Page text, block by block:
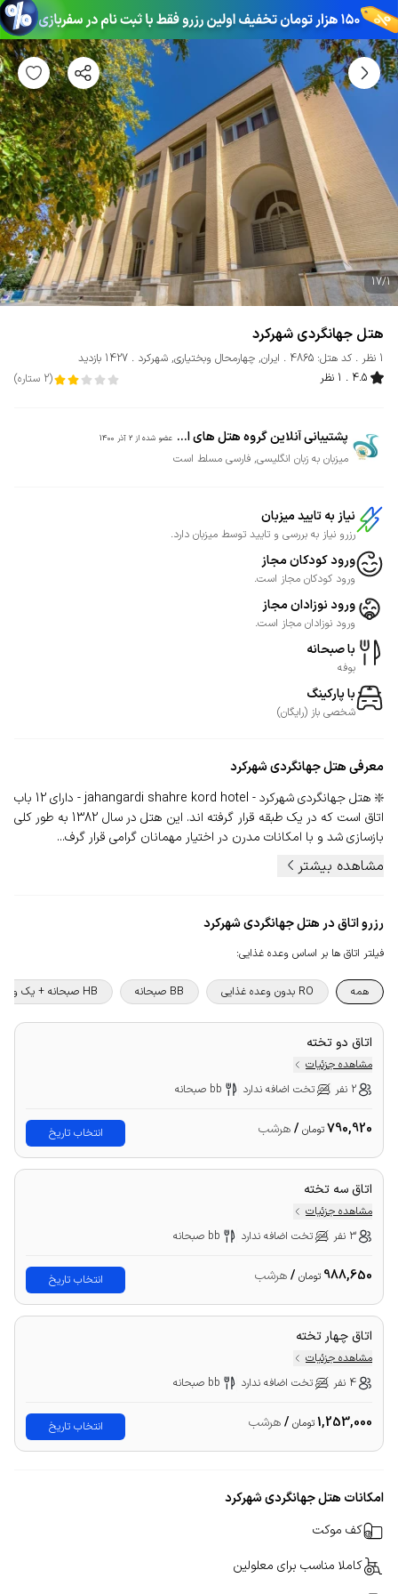
17/1
هتل جهانگردی شهرکرد
1 نظر کد هتل: 4865 ایران, چهارمحال وبختیاری, شهرکرد
1427 بازدید
4.5
1 نظر (
2 ستاره)
پشتیبانی آنلاین گروه هتل های ا... عضو شده از 2 آذر 1400
میزبان به زبان انگلیسی, فارسی مسلط است
نیاز به تایید میزبان
رزرو نیاز به بررسی و تایید توسط میزبان دارد.
ورود کودکان مجاز
ورود کودکان مجاز است.
ورود نوزادان مجاز
ورود نوزادان مجاز است.
با صبحانه
بوفه
با پارکینگ
شخصی باز (رایگان)
معرفیهتل جهانگردی شهرکرد
❇️ هتل جهانگردی شهرکرد - jahangardi shahre kord hotel - دارای 12 باب
اتاق است که در یک طبقه قرار گرفته اند. این هتل در سال 1382 به طور کلی
بازسازی شد و با امکانات مدرن در اختیار مهمانان گرامی قرار گرف...
مشاهده بیشتر
رزرو اتاق در هتل جهانگردی شهرکرد
فیلتر اتاق ها بر اساس وعده غذایی:
همه RO بدون وعده غذایی BB صبحانه HB صبحانه + یک وعده غذا
اتاق دو تخته
مشاهده جزئیات
2 نفر
تخت اضافه ندارد bb صبحانه
790,920تومان /هرشب انتخاب تاریخ
اتاق سه تخته
مشاهده جزئیات
3 نفر
تخت اضافه ندارد bb صبحانه
988,650 تومان /هرشب انتخاب تاریخ
اتاق چهار تخته
مشاهده جزئیات
4 نفر
تخت اضافه ندارد bb صبحانه
1,253,000تومان /هرشب انتخاب تاریخ
امکانات هتل جهانگردی شهرکرد
کف موکت
کاملا مناسب برای معلولین